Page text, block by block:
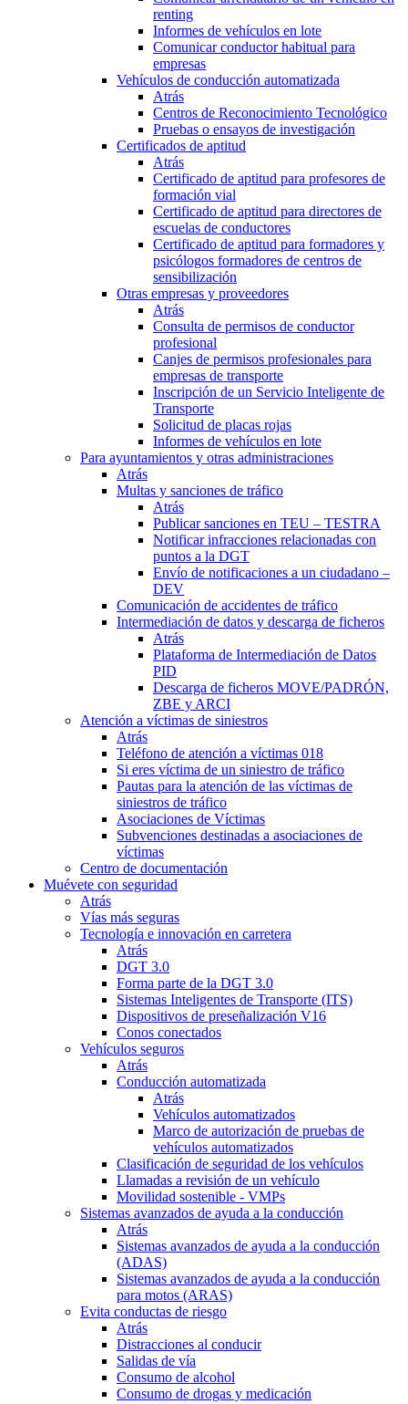
renting
Informes de vehículos en lote
Comunicar conductor habitual para
empresas
Vehículos de conducción automatizada
Atrás
Centros de Reconocimiento Tecnológico
Pruebas o ensayos de investigación
Certificados de aptitud
Atrás
Certificado de aptitud para profesores de
formación vial
Certificado de aptitud para directores de
escuelas de conductores
Certificado de aptitud para formadores y
psicólogos formadores de centros de
sensibilización
Otras empresas y proveedores
Atrás
Consulta de permisos de conductor
profesional
Canjes de permisos profesionales para
empresas de transporte
Inscripción de un Servicio Inteligente de
Transporte
Solicitud de placas rojas
Informes de vehículos en lote
Para ayuntamientos y otras administraciones
Atrás
Multas y sanciones de tráfico
Atrás
Publicar sanciones en TEU – TESTRA
Notificar infracciones relacionadas con
puntos a la DGT
Envío de notificaciones a un ciudadano –
DEV
Comunicación de accidentes de tráfico
Intermediación de datos y descarga de ficheros
Atrás
Plataforma de Intermediación de Datos
PID
Descarga de ficheros MOVE/PADRÓN,
ZBE y ARCI
Atención a víctimas de siniestros
Atrás
Teléfono de atención a víctimas 018
Si eres víctima de un siniestro de tráfico
Pautas para la atención de las víctimas de
siniestros de tráfico
Asociaciones de Víctimas
Subvenciones destinadas a asociaciones de
víctimas
Centro de documentación
Muévete con seguridad
Atrás
Vías más seguras
Tecnología e innovación en carretera
Atrás
DGT 3.0
Forma parte de la DGT 3.0
Sistemas Inteligentes de Transporte (ITS)
Dispositivos de preseñalización V16
Conos conectados
Vehículos seguros
Atrás
Conducción automatizada
Atrás
Vehículos automatizados
Marco de autorización de pruebas de
vehículos automatizados
Clasificación de seguridad de los vehículos
Llamadas a revisión de un vehículo
Movilidad sostenible - VMPs
Sistemas avanzados de ayuda a la conducción
Atrás
Sistemas avanzados de ayuda a la conducción
(ADAS)
Sistemas avanzados de ayuda a la conducción
para motos (ARAS)
Evita conductas de riesgo
Atrás
Distracciones al conducir
Salidas de vía
Consumo de alcohol
Consumo de drogas y medicación